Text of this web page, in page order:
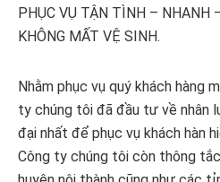
PHỤC VỤ TẬN TÌNH – NHANH
KHÔNG MẤT VỆ SINH.
Nhằm phục vụ quý khách hàng
ty chúng tôi đã đầu tư về nhân
đại nhất để phục vụ khách hàn
Công ty chúng tôi còn thông